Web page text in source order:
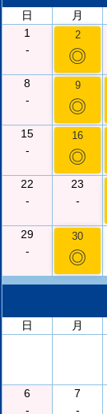
日
月
1
-
2
◎
8
-
9
◎
15
-
16
◎
22
-
23
-
29
-
30
◎
日
月
6
-
7
-